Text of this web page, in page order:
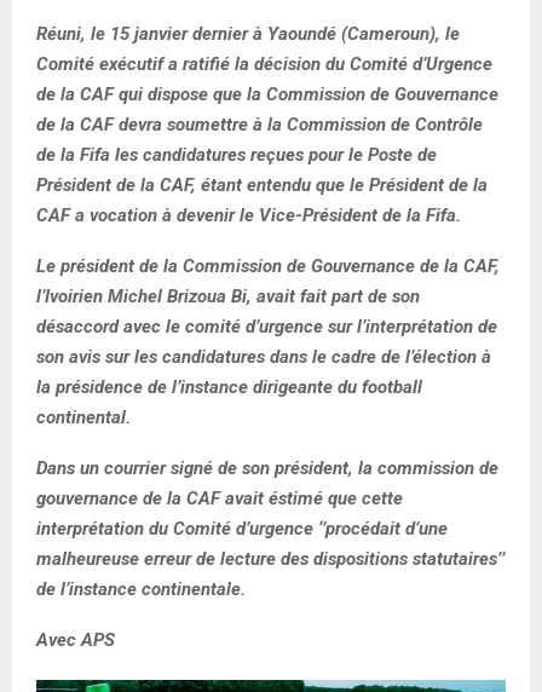
Réuni, le 15 janvier dernier à Yaoundé (Cameroun), le
Comité exécutif a ratifié la décision du Comité d’Urgence
de la CAF qui dispose que la Commission de Gouvernance
de la CAF devra soumettre à la Commission de Contrôle
de la Fifa les candidatures reçues pour le Poste de
Président de la CAF, étant entendu que le Président de la
CAF a vocation à devenir le Vice-Président de la Fifa.
Le président de la Commission de Gouvernance de la CAF,
l’Ivoirien Michel Brizoua Bi, avait fait part de son
désaccord avec le comité d’urgence sur l’interprétation de
son avis sur les candidatures dans le cadre de l’élection à
la présidence de l’instance dirigeante du football
continental.
Dans un courrier signé de son président, la commission de
gouvernance de la CAF avait éstimé que cette
interprétation du Comité d’urgence ‘’procédait d’une
malheureuse erreur de lecture des dispositions statutaires’’
de l’instance continentale.
Avec APS